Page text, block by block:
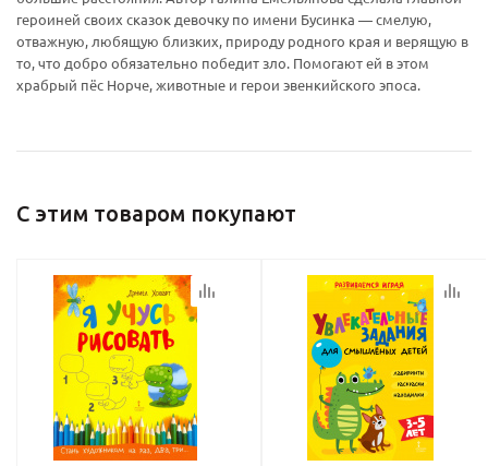
героиней своих сказок девочку по имени Бусинка — смелую,
отважную, любящую близких, природу родного края и верящую в
то, что добро обязательно победит зло. Помогают ей в этом
храбрый пёс Норче, животные и герои эвенкийского эпоса.
С этим товаром покупают
политикой
политикой